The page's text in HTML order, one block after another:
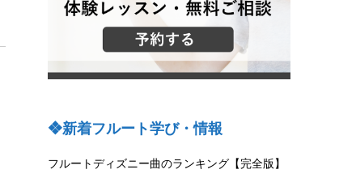
❖新着フルート学び・情報
フルートディズニー曲のランキング【完全版】